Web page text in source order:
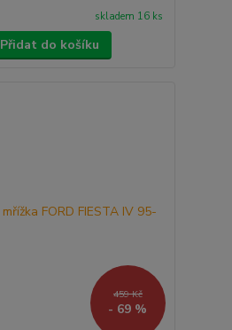
skladem 16 ks
Přidat do košíku
459 Kč
- 69 %